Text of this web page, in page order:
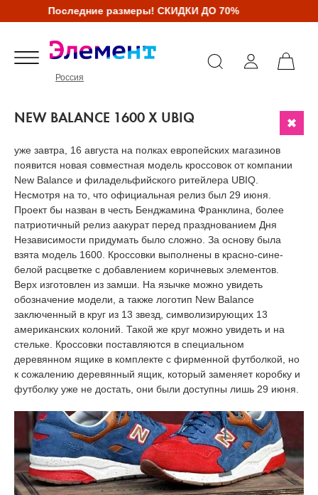
Последние размеры! СКИДКИ ДО 70%
Россия
NEW BALANCE 1600 X UBIQ
уже завтра, 16 августа на полках европейских магазинов
появится новая совместная модель кроссовок от компании
New Balance и филадельфийского ритейлера UBIQ.
Несмотря на то, что официальная релиз был 29 июня.
Проект бы назван в честь Бенджамина Франклина, более
патриотичный релиз аакурат перед празднованием Дня
Независимости придумать было сложно. За основу была
взята модель 1600. Кроссовки выполнены в красно-сине-
белой расцветке с добавлением коричневых элементов.
Верх изготовлен из замши. На язычке можно увидеть
обозначение модели, а также логотип New Balance
заключенный в круг из 13 звезд, символизирующих 13
американских колоний. Такой же круг можно увидеть и на
стельке. Кроссовки поставляются в специальном
деревянном ящике в комплекте с фирменной футболкой, но
к сожалению деревянный ящик, который заменяет коробку и
футболку уже не достать, они были доступны лишь 29 июня.